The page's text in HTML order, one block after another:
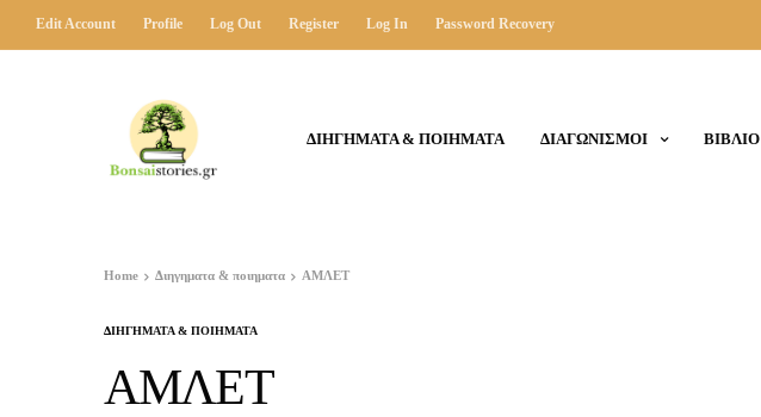
Edit Account Profile Log Out Register Log In Password Recovery
ΔΙΗΓΗΜΑΤΑ & ΠΟΙΗΜΑΤΑ ΔΙΑΓΩΝΙΣΜΟΙ ΒΙΒΛΙΟ
Home Διηγηματα & ποιηματα ΑΜΛΕΤ
ΔΙΗΓΗΜΑΤΑ & ΠΟΙΗΜΑΤΑ
ΑΜΛΕΤ